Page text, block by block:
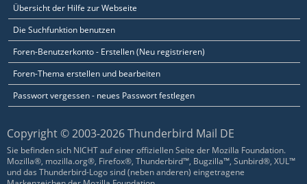
Übersicht der Hilfe zur Webseite
Die Suchfunktion benutzen
Foren-Benutzerkonto - Erstellen (Neu registrieren)
Foren-Thema erstellen und bearbeiten
Passwort vergessen - neues Passwort festlegen
Copyright © 2003-2026 Thunderbird Mail DE
Sie befinden sich NICHT auf einer offiziellen Seite der Mozilla Foundation.
Mozilla®, mozilla.org®, Firefox®, Thunderbird™, Bugzilla™, Sunbird®, XUL™
und das Thunderbird-Logo sind (neben anderen) eingetragene